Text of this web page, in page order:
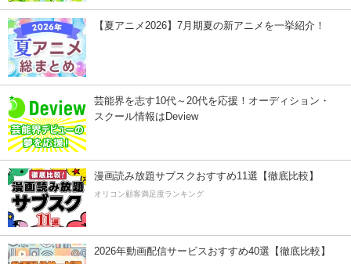
【夏アニメ2026】7月期夏の新アニメを一挙紹介！
芸能界を志す10代～20代を応援！オーディション・
スクール情報はDeview
漫画読み放題サブスクおすすめ11選【徹底比較】
オリコン顧客満足度ランキング
2026年動画配信サービスおすすめ40選【徹底比較】